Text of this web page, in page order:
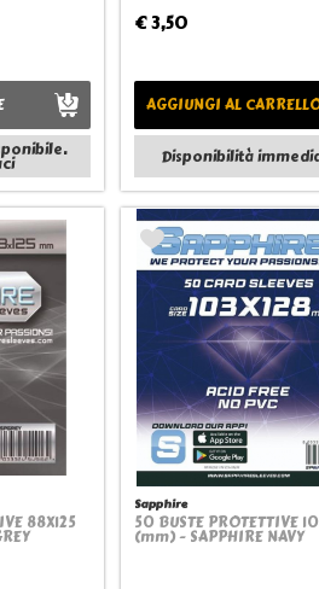
€ 3,50
AGGIUNGI AL
Disponibilità
88X125 Quickview
Sapphire
50 BUSTE PROTETTIVE
(mm) - SAPPHIRE NAVY